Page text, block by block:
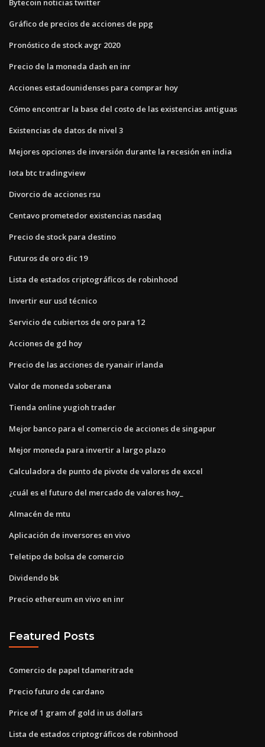
Bytecoin noticias twitter
Gráfico de precios de acciones de ppg
Pronóstico de stock avgr 2020
Precio de la moneda dash en inr
Acciones estadounidenses para comprar hoy
Cómo encontrar la base del costo de las existencias antiguas
Existencias de datos de nivel 3
Mejores opciones de inversión durante la recesión en india
Iota btc tradingview
Divorcio de acciones rsu
Centavo prometedor existencias nasdaq
Precio de stock para destino
Futuros de oro dic 19
Lista de estados criptográficos de robinhood
Invertir eur usd técnico
Servicio de cubiertos de oro para 12
Acciones de gd hoy
Precio de las acciones de ryanair irlanda
Valor de moneda soberana
Tienda online yugioh trader
Mejor banco para el comercio de acciones de singapur
Mejor moneda para invertir a largo plazo
Calculadora de punto de pivote de valores de excel
¿cuál es el futuro del mercado de valores hoy_
Almacén de mtu
Aplicación de inversores en vivo
Teletipo de bolsa de comercio
Dividendo bk
Precio ethereum en vivo en inr
Featured Posts
Comercio de papel tdameritrade
Precio futuro de cardano
Price of 1 gram of gold in us dollars
Lista de estados criptográficos de robinhood